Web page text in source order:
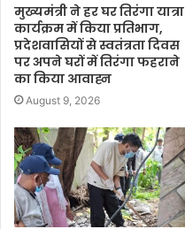
मुख्यमंत्री ने हर घर तिरंगा यात्रा
कार्यक्रम में किया प्रतिभाग,
प्रदेशवासियों से स्वतंत्रता दिवस
पर अपने घरों में तिरंगा फहराने
का किया आवाह्न
August 9, 2026